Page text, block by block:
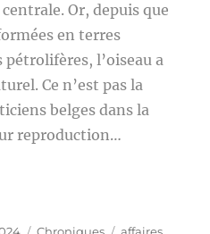
Or, depuis que
en terres
l’oiseau a
Ce n’est pas la
belges dans la
reproduction…
Catégories Étiquettes